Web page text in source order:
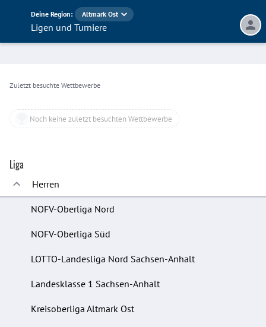
Deine Region: Altmark Ost
Ligen und Turniere
Zuletzt besuchte Wettbewerbe
Noch keine zuletzt besuchten Wettbewerbe
Liga
Herren
NOFV-Oberliga Nord
NOFV-Oberliga Süd
LOTTO-Landesliga Nord Sachsen-Anhalt
Landesklasse 1 Sachsen-Anhalt
Kreisoberliga Altmark Ost